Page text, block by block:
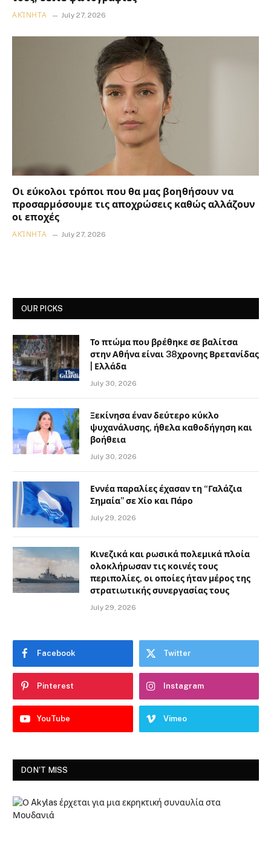
ΑΚΊΝΗΤΑ July 27, 2026
Οι εύκολοι τρόποι που θα μας βοηθήσουν να
προσαρμόσουμε τις αποχρώσεις καθώς αλλάζουν
οι εποχές
ΑΚΊΝΗΤΑ July 27, 2026
OUR PICKS
Το πτώμα που βρέθηκε σε βαλίτσα
στην Αθήνα είναι 38χρονης Βρετανίδας
| Ελλάδα
July 30, 2026
Ξεκίνησα έναν δεύτερο κύκλο
ψυχανάλυσης, ήθελα καθοδήγηση και
βοήθεια
July 30, 2026
Εννέα παραλίες έχασαν τη “Γαλάζια
Σημαία” σε Χίο και Πάρο
July 29, 2026
Κινεζικά και ρωσικά πολεμικά πλοία
ολοκλήρωσαν τις κοινές τους
περιπολίες, οι οποίες ήταν μέρος της
στρατιωτικής συνεργασίας τους
July 29, 2026
Facebook Twitter
Pinterest Instagram
YouTube Vimeo
DON'T MISS